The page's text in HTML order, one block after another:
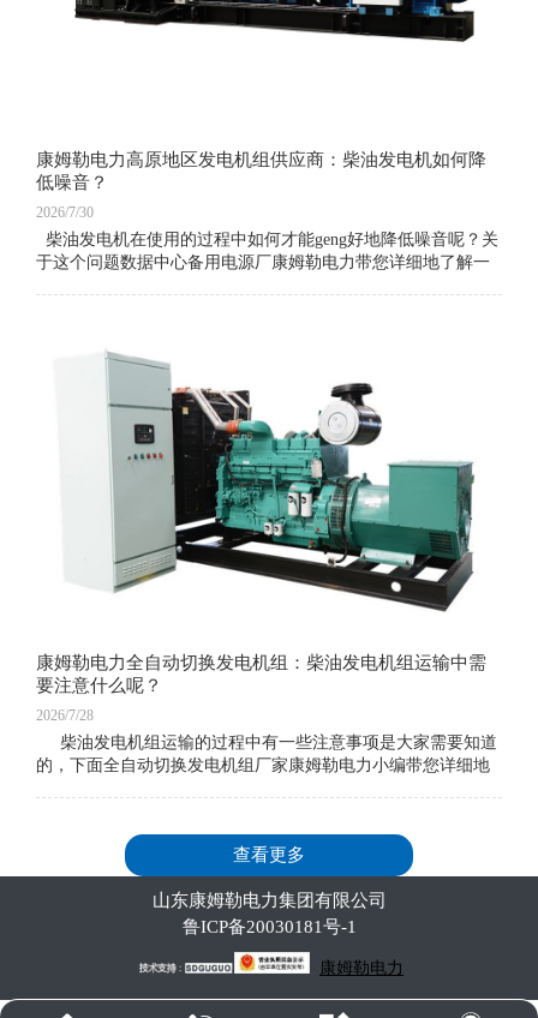
康姆勒电力高原地区发电机组供应商：柴油发电机如何降
低噪音？
2026/7/30
柴油发电机在使用的过程中如何才能geng好地降低噪音呢？关
于这个问题数据中心备用电源厂康姆勒电力带您详细地了解一
康姆勒电力全自动切换发电机组：柴油发电机组运输中需
要注意什么呢？
2026/7/28
柴油发电机组运输的过程中有一些注意事项是大家需要知道
的，下面全自动切换发电机组厂家康姆勒电力小编带您详细地
查看更多
山东康姆勒电力集团有限公司
鲁ICP备20030181号-1
康姆勒电力